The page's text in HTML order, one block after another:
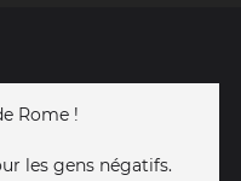
Rome !
les gens négatifs.